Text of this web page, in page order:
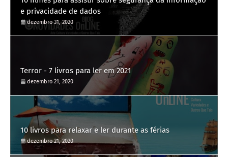
e privacidade de dados
dezembro 31, 2020
Terror - 7 livros para ler em 2021
dezembro 21, 2020
10 livros para relaxar e ler durante as férias
dezembro 21, 2020